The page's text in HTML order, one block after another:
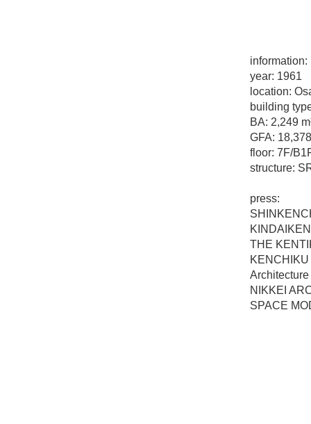
information:
year: 1961
location:
building
BA: 2,249
GFA:
floor: 7F/
structure:
press:
THE
NIKKEI
SPACE